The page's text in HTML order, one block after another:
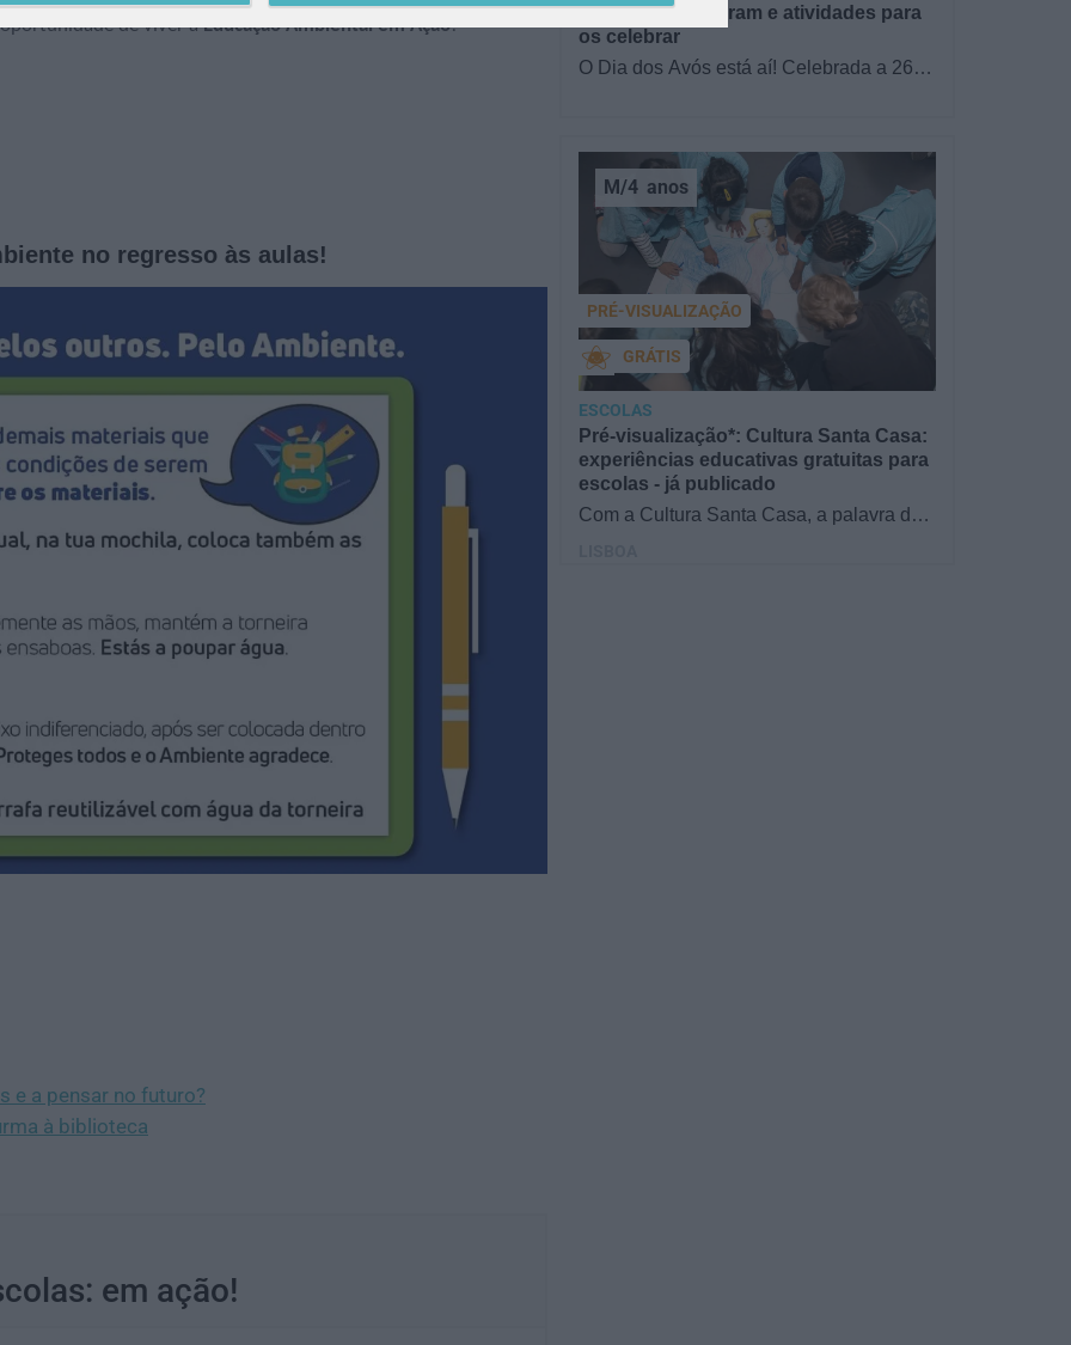
oportunidade de viver aEducação Ambiental em Ação!
no regresso às aulas!
e a pensar no futuro?
à biblioteca
em ação!
avós nos ensinaram e atividades para
os celebrar
O Dia dos Avós está aí! Celebrada a 26
Pré-visualização*: Cultura Santa Casa:
experiências educativas gratuitas para
escolas - já publicado
Com a Cultura Santa Casa, a palavra de
M/4 anos
GRÁTIS
PRÉ-VISUALIZAÇÃO
ESCOLAS